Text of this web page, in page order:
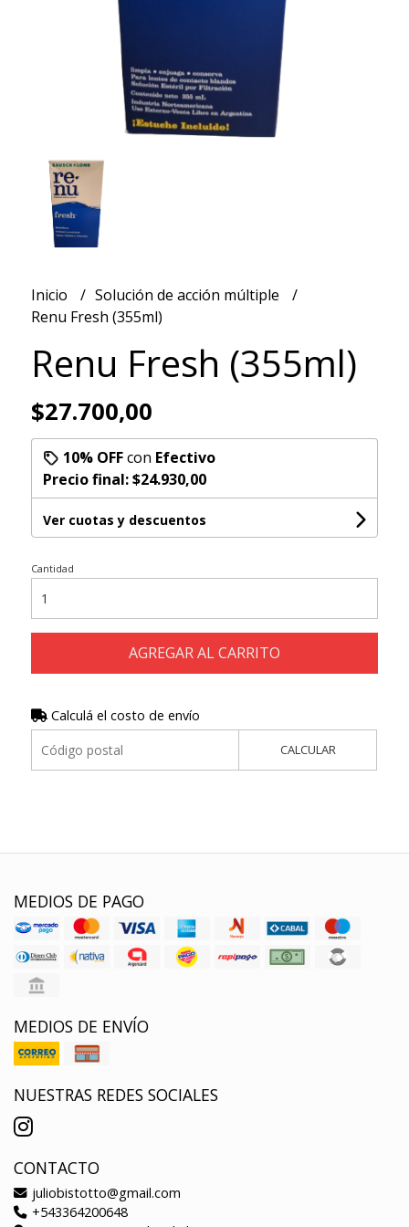
Inicio
Solución de acción múltiple
Renu Fresh (355ml)
Renu Fresh (355ml)
$27.700,00
10% OFFcon Efectivo
Precio final:$24.930,00
Ver cuotas y descuentos
Cantidad
AGREGAR AL CARRITO
Calculá el costo de envío
CALCULAR
MEDIOS DE PAGO
MEDIOS DE ENVÍO
NUESTRAS REDES SOCIALES
CONTACTO
juliobistotto@gmail.com
+543364200648